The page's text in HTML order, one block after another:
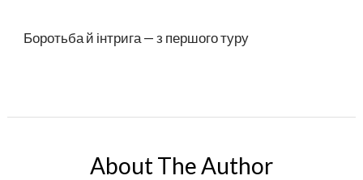
Боротьба й інтрига — з першого туру
About The Author